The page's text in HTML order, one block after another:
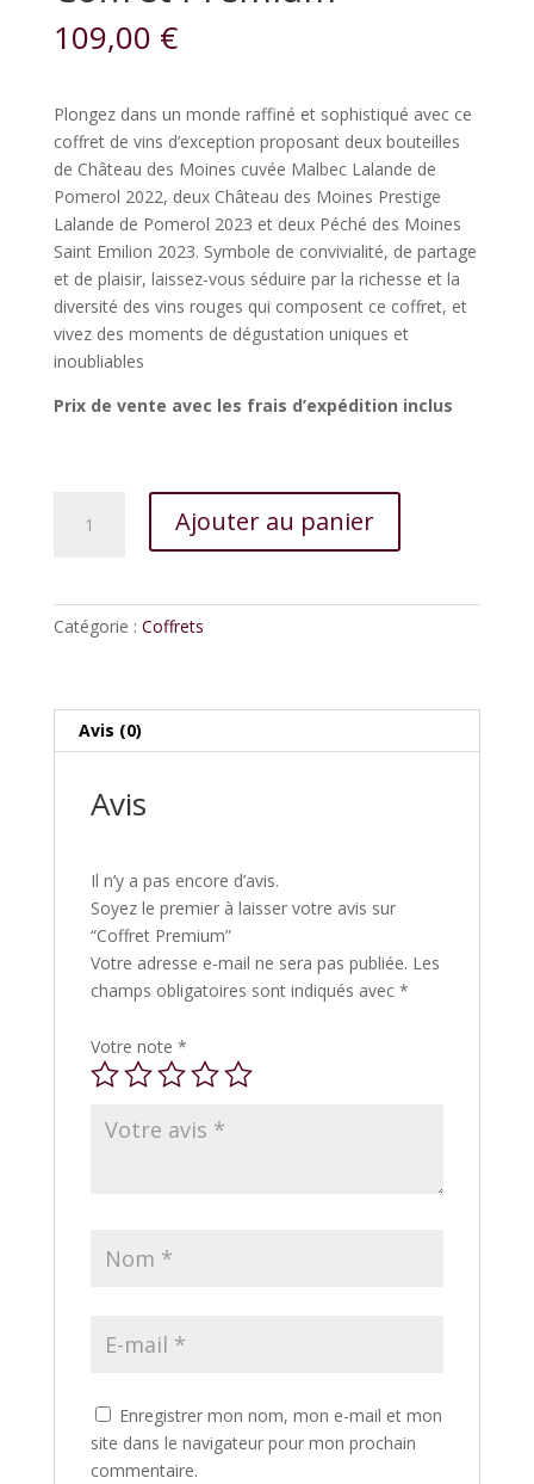
109,00 €
Plongez dans un monde raffiné et sophistiqué avec ce
coffret de vins d’exception proposant deux bouteilles
de Château des Moines cuvée Malbec Lalande de
Pomerol 2022, deux Château des Moines Prestige
Lalande de Pomerol 2023 et deux Péché des Moines
Saint Emilion 2023. Symbole de convivialité, de partage
et de plaisir, laissez-vous séduire par la richesse et la
diversité des vins rouges qui composent ce coffret, et
vivez des moments de dégustation uniques et
inoubliables
Prix de vente avec les frais d’expédition inclus
Ajouter au panier
Catégorie : Coffrets
Avis (0)
Avis
Il n’y a pas encore d’avis.
Soyez le premier à laisser votre avis sur
“Coffret Premium”
Votre adresse e-mail ne sera pas publiée. Les
champs obligatoires sont indiqués avec *
Votre note *
Enregistrer mon nom, mon e-mail et mon
site dans le navigateur pour mon prochain
commentaire.